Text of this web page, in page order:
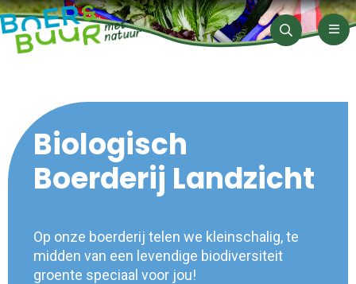
Zoeken
Biologisch
Boerderij Landzicht
Op onze boerderij telen we kleinschalig, te
midden van een levendige biodiversiteit
groente speciaal voor jou!